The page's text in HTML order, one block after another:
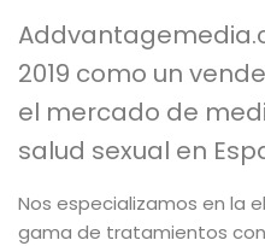
2019 como un
el mercado de
salud sexual en
Nos especializamos en la
gama de tratamientos